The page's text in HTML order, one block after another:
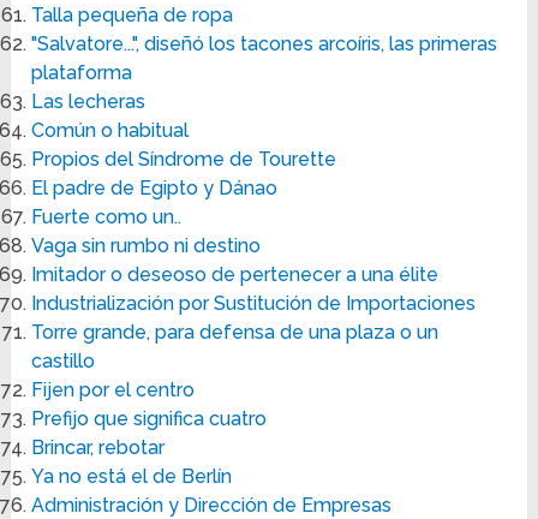
Talla pequeña de ropa
"Salvatore...", diseñó los tacones arcoíris, las primeras
plataforma
Las lecheras
Común o habitual
Propios del Síndrome de Tourette
El padre de Egipto y Dánao
Fuerte como un..
Vaga sin rumbo ni destino
Imitador o deseoso de pertenecer a una élite
Industrialización por Sustitución de Importaciones
Torre grande, para defensa de una plaza o un
castillo
Fijen por el centro
Prefijo que significa cuatro
Brincar, rebotar
Ya no está el de Berlín
Administración y Dirección de Empresas